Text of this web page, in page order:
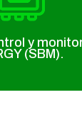
y
(SBM).